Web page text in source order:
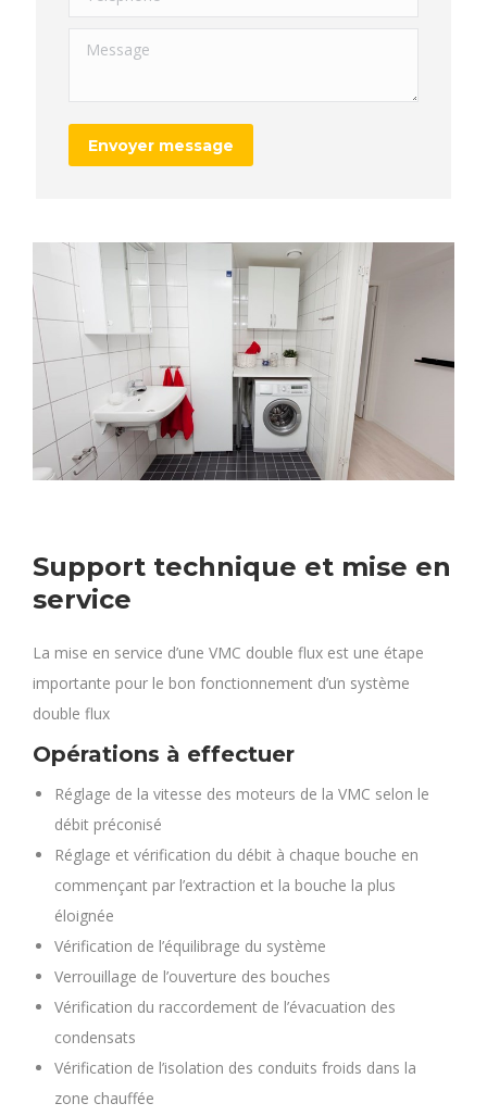
Message
Envoyer message
Support technique et mise en
service
La mise en service d’une VMC double flux est une étape
importante pour le bon fonctionnement d’un système
double flux
Opérations à effectuer
Réglage de la vitesse des moteurs de la VMC selon le
débit préconisé
Réglage et vérification du débit à chaque bouche en
commençant par l’extraction et la bouche la plus
éloignée
Vérification de l’équilibrage du système
Verrouillage de l’ouverture des bouches
Vérification du raccordement de l’évacuation des
condensats
Vérification de l’isolation des conduits froids dans la
zone chauffée